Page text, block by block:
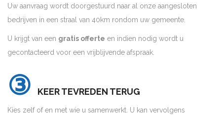
Uw aanvraag wordt doorgestuurd naar al onze aangesloten
bedrijven in een straal van 40km rondom uw gemeente.
U krijgt van een gratis offerte en indien nodig wordt u
gecontacteerd voor een vrijblijvende afspraak.
③ KEER TEVREDEN TERUG
Kies zelf of en met wie u samenwerkt. U kan vervolgens